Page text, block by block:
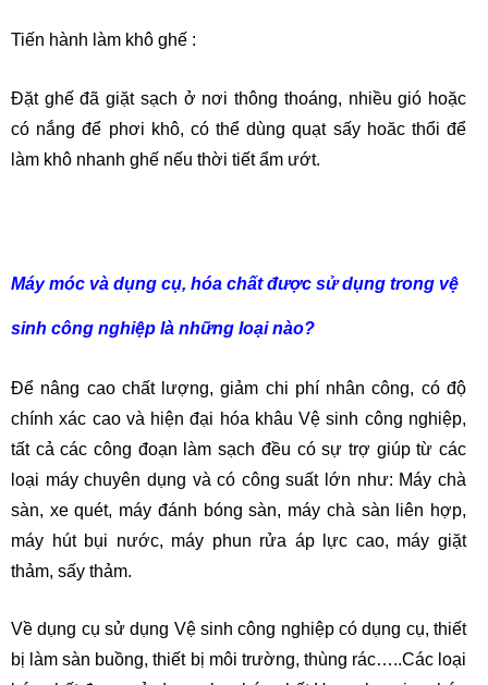
Tiến hành làm khô ghế :
Đặt ghế đã giặt sạch ở nơi thông thoáng, nhiều gió hoặc
có nắng để phơi khô, có thể dùng quạt sấy hoăc thổi để
làm khô nhanh ghế nếu thời tiết ẩm ướt.
Máy móc và dụng cụ, hóa chất được sử dụng trong vệ
sinh công nghiệp là những loại nào?
Để nâng cao chất lượng, giảm chi phí nhân công, có độ
chính xác cao và hiện đại hóa khâu Vệ sinh công nghiệp,
tất cả các công đoạn làm sạch đều có sự trợ giúp từ các
loại máy chuyên dụng và có công suất lớn như: Máy chà
sàn, xe quét, máy đánh bóng sàn, máy chà sàn liên hợp,
máy hút bụi nước, máy phun rửa áp lực cao, máy giặt
thảm, sấy thảm.
Về dụng cụ sử dụng Vệ sinh công nghiệp có dụng cụ, thiết
bị làm sàn buồng, thiết bị môi trường, thùng rác…..Các loại